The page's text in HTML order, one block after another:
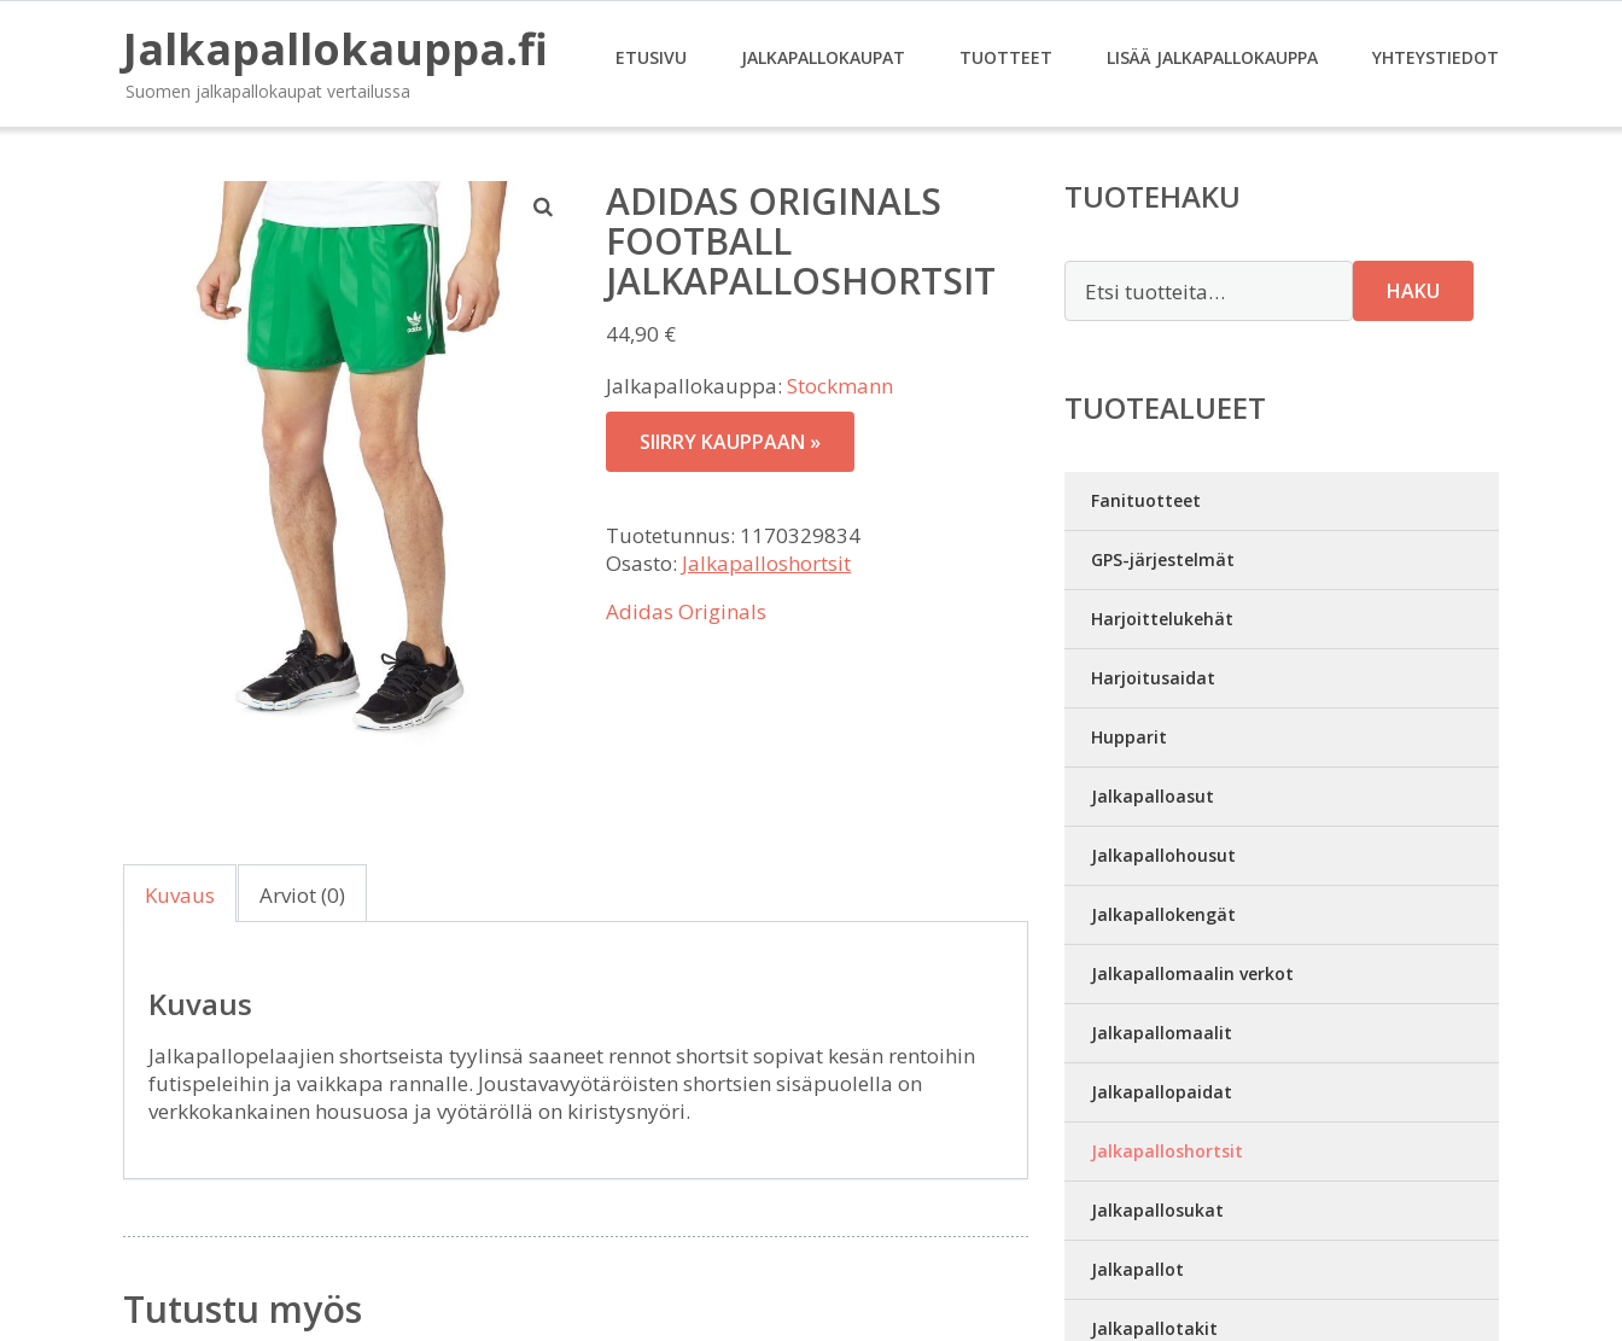
Jalkapallokauppa.fi
Suomen jalkapallokaupat vertailussa
ETUSIVU JALKAPALLOKAUPAT TUOTTEET LISÄÄ JALKAPALLOKAUPPA YHTEYSTIEDOT
ADIDAS ORIGINALS
FOOTBALL
JALKAPALLOSHORTSIT
44,90 €
Jalkapallokauppa: Stockmann
SIIRRY KAUPPAAN »
Tuotetunnus: 1170329834
Osasto: Jalkapalloshortsit
Adidas Originals
Kuvaus Arviot (0)
Kuvaus
Jalkapallopelaajien shortseista tyylinsä saaneet rennot shortsit sopivat kesän rentoihin
futispeleihin ja vaikkapa rannalle. Joustavavyötäröisten shortsien sisäpuolella on
verkkokankainen housuosa ja vyötäröllä on kiristysnyöri.
Tutustu myös
TUOTEHAKU
HAKU
TUOTEALUEET
Fanituotteet
GPS-järjestelmät
Harjoittelukehät
Harjoitusaidat
Hupparit
Jalkapalloasut
Jalkapallohousut
Jalkapallokengät
Jalkapallomaalin verkot
Jalkapallomaalit
Jalkapallopaidat
Jalkapalloshortsit
Jalkapallosukat
Jalkapallot
Jalkapallotakit